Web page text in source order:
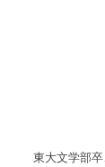
東大文学部卒